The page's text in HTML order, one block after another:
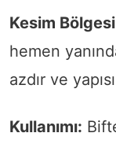
Kesim
hemen
azdır ve
Kullanımı: